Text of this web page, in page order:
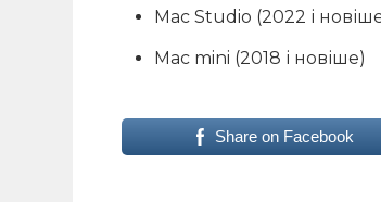
Mac Studio (2022 і
Mac mini (2018 і новіше)
Share on Facebook